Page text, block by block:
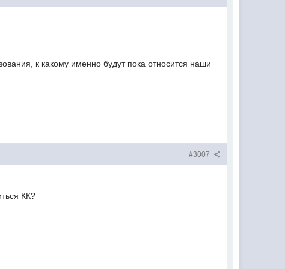
к какому именно будут пока относится наши
#3007
КК?